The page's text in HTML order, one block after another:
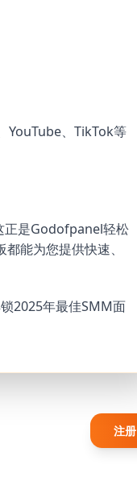
、TikTok等
正是Godofpanel轻松
能为您提供快速、
锁2025年最佳SMM面
注册